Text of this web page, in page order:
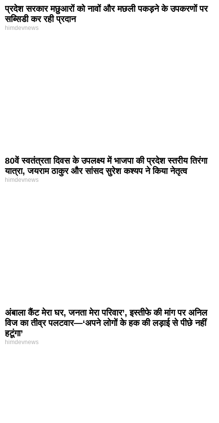
प्रदेश सरकार मछुआरों को नावों और मछली पकड़ने के उपकरणों पर
सब्सिडी कर रही प्रदान
himdevnews
80वें स्वतंत्रता दिवस के उपलक्ष्य में भाजपा की प्रदेश स्तरीय तिरंगा
यात्रा, जयराम ठाकुर और सांसद सुरेश कश्यप ने किया नेतृत्व
himdevnews
अंबाला कैंट मेरा घर, जनता मेरा परिवार’, इस्तीफे की मांग पर अनिल
विज का तीव्र पलटवार—‘अपने लोगों के हक की लड़ाई से पीछे नहीं
हटूंगा’
himdevnews